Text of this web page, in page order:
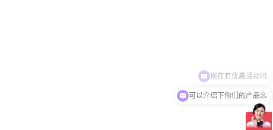
可以介绍下你们的产品么